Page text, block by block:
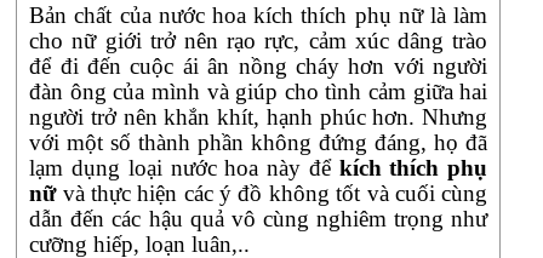
Bản chất của nước hoa kích thích phụ nữ là làm
cho nữ giới trở nên rạo rực, cảm xúc dâng trào
để đi đến cuộc ái ân nồng cháy hơn với người
đàn ông của mình và giúp cho tình cảm giữa hai
người trở nên khắn khít, hạnh phúc hơn. Nhưng
với một số thành phần không đứng đáng, họ đã
lạm dụng loại nước hoa này để kích thích phụ
nữvà thực hiện các ý đồ không tốt và cuối cùng
dẫn đến các hậu quả vô cùng nghiêm trọng như
cưỡng hiếp, loạn luân,..